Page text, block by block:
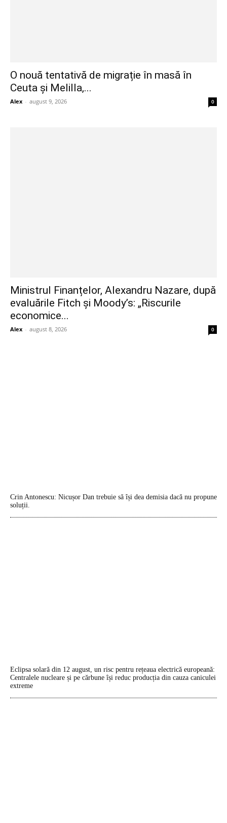
O nouă tentativă de migrație în masă în
Ceuta și Melilla,...
Alex - august 9, 2026 0
Ministrul Finanțelor, Alexandru Nazare, după
evaluările Fitch și Moody’s: „Riscurile
economice...
Alex - august 8, 2026 0
Crin Antonescu: Nicușor Dan trebuie să își dea demisia dacă nu propune
soluții.
Eclipsa solară din 12 august, un risc pentru rețeaua electrică europeană:
Centralele nucleare și pe cărbune își reduc producția din cauza caniculei
extreme